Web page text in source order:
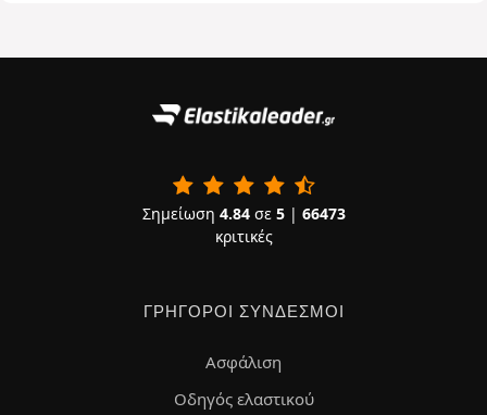
Σημείωση 4.84σε 5| 66473
κριτικές
ΓΡΉΓΟΡΟΙ ΣΎΝΔΕΣΜΟΙ
Ασφάλιση
Οδηγός ελαστικού